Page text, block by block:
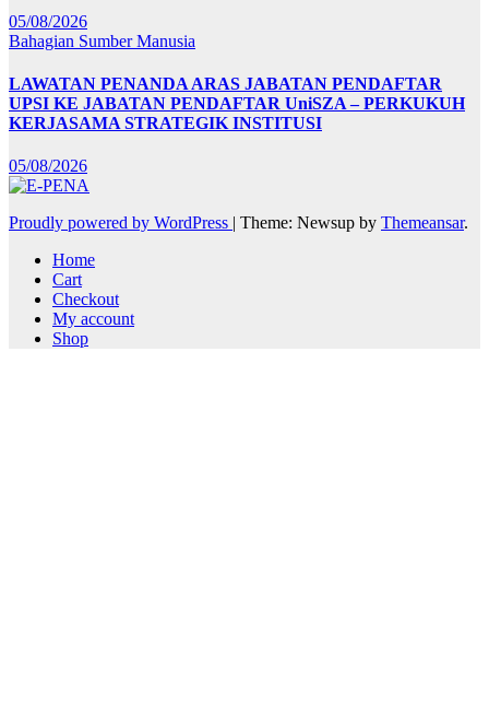
05/08/2026
Bahagian Sumber Manusia
LAWATAN PENANDA ARAS JABATAN PENDAFTAR
UPSI KE JABATAN PENDAFTAR UniSZA – PERKUKUH
KERJASAMA STRATEGIK INSTITUSI
05/08/2026
Proudly powered by WordPress | Theme: Newsup by Themeansar.
Home
Cart
Checkout
My account
Shop